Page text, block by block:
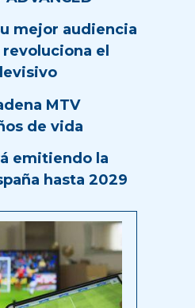
mejor audiencia
el
MTV
de vida
emitiendo la
hasta 2029